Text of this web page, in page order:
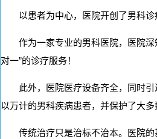
以患者为中心，医院开创了男科诊
作为一家专业的男科医院，医院
对一”的诊疗服务！
此外，医院医疗设备齐全，同时
以万计的男科疾病患者，并保护了大多
传统治疗只是治标不治本。医院